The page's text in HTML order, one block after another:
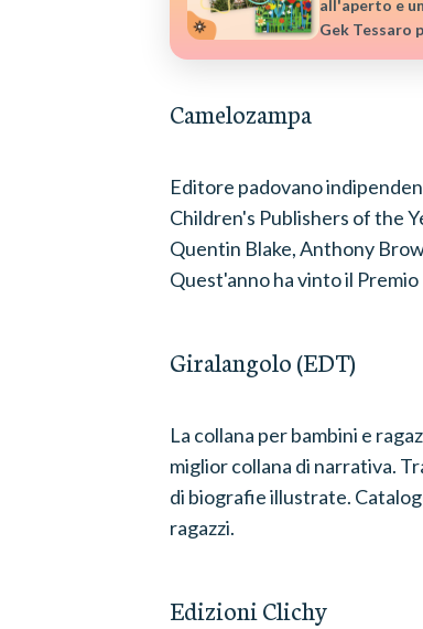
all'aperto e
Gek Tessaro
Camelozampa
Editore padovano
Children's Publishers of the
Quentin Blake, Anthony
Quest'anno ha vinto il
Giralangolo (EDT)
La collana per bambini e
miglior collana di narrativa.
di biografie illustrate.
ragazzi.
Edizioni Clichy